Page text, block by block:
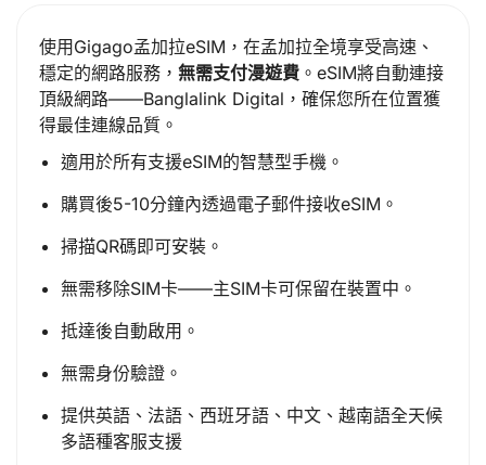
使用Gigago孟加拉eSIM，在孟加拉全境享受高速、
穩定的網路服務， 無需支付漫遊費 。eSIM將自動連接
頂級網路——Banglalink Digital，確保您所在位置獲
得最佳連線品質。
適用於所有支援eSIM的智慧型手機。
購買後5-10分鐘內透過電子郵件接收eSIM。
掃描QR碼即可安裝。
無需移除SIM卡——主SIM卡可保留在裝置中。
抵達後自動啟用。
無需身份驗證。
提供英語、法語、西班牙語、中文、越南語全天候
多語種客服支援